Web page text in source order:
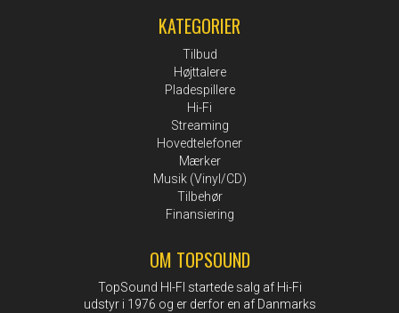
KATEGORIER
Tilbud
Højttalere
Pladespillere
Hi-Fi
Streaming
Hovedtelefoner
Mærker
Musik (Vinyl/CD)
Tilbehør
Finansiering
OM TOPSOUND
TopSound HI-FI startede salg af Hi-Fi
udstyr i 1976 og er derfor en af Danmarks